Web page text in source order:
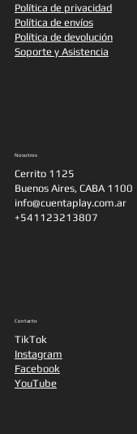
Política de privacidad
Política de envíos
Política de devolución
Soporte y Asistencia
Nosotros
Cerrito 1125
Buenos Aires, CABA 1100
info@cuentaplay.com.ar
+541123213807
Contacto
TikTok
Instagram
Facebook
YouTube